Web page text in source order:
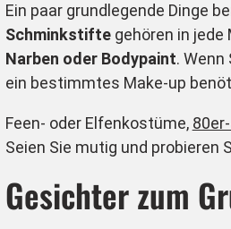
Ein paar grundlegende Dinge
Schminkstiftegehören in jede
Narben oder Bodypaint.
ein bestimmtes Make-up
Feen- oder Elfenkostüme,
Seien Sie mutig und probieren
Gesichter zum